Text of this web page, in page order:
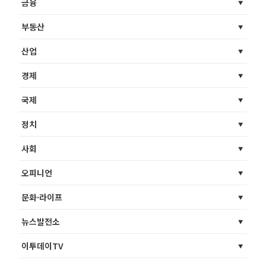
부동산
산업
경제
국제
정치
사회
오피니언
문화·라이프
뉴스발전소
이투데이TV